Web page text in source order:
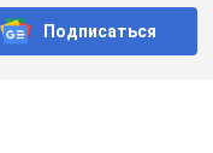
Подписаться